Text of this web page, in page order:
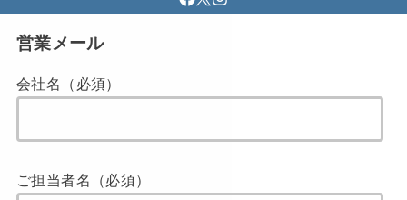
営業メール
会社名（必須）
ご担当者名（必須）